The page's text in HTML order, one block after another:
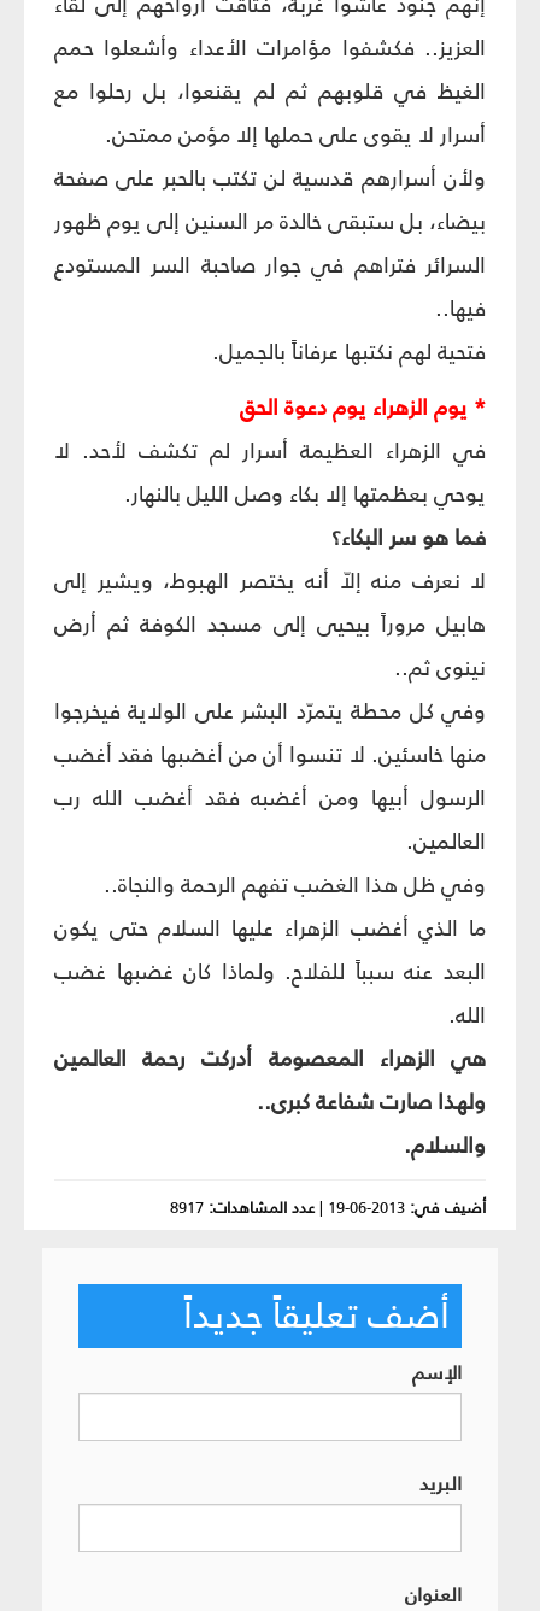
العزيز.. فكشفوا مؤامرات الأعداء وأشعلوا حمم
الغيظ في قلوبهم ثم لم يقنعوا، بل رحلوا مع
أسرار لا يقوى على حملها إلا مؤمن ممتحن.
ولأن أسرارهم قدسية لن تكتب بالحبر على صفحة
بيضاء، بل ستبقى خالدة مر السنين إلى يوم ظهور
السرائر فتراهم في جوار صاحبة السر المستودع
فيها..
فتحية لهم نكتبها عرفاناً بالجميل.
* يوم الزهراء يوم دعوة الحق‏
في الزهراء العظيمة أسرار لم تكشف لأحد. لا
يوحي بعظمتها إلا بكاء وصل الليل بالنهار.
فما هو سر البكاء؟
لا نعرف منه إلاّ أنه يختصر الهبوط، ويشير إلى
هابيل مروراً بيحيى إلى مسجد الكوفة ثم أرض
نينوى ثم..
وفي كل محطة يتمرّد البشر على الولاية فيخرجوا
منها خاسئين. لا تنسوا أن من أغضبها فقد أغضب
الرسول أبيها ومن أغضبه فقد أغضب الله رب
العالمين.
وفي ظل هذا الغضب تفهم الرحمة والنجاة..
ما الذي أغضب الزهراء عليها السلام حتى يكون
البعد عنه سبباً للفلاح. ولماذا كان غضبها غضب
الله.
هي الزهراء المعصومة أدركت رحمة العالمين
ولهذا صارت شفاعة كبرى..
والسلام.
أضيف في: 2013-06-19
|عدد المشاهدات: 8917
أضف تعليقاً جديداً
الإسم
البريد
العنوان